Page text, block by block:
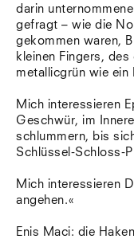
darin
gefragt – wie die
gekommen waren,
kleinen Fingers,
metallicgrün wie ein
Mich interessieren
Geschwür, im
schlummern, bis
Schlüssel-Schloss-
Mich interessieren
angehen.«
Enis Maci: die